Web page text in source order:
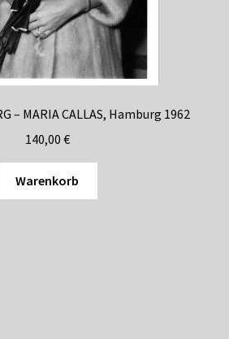
– MARIA CALLAS, Hamburg 1962
140,00 €
Warenkorb